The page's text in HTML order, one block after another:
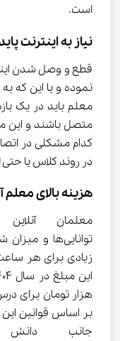
است.
نیاز به اینترنت
نموده و یا این که
معلم باید در یک
متصل باشند و این
کدام مشکلی در
در روند کلاس یا
هزینه بالای معلم
توانایی‌ها و
هزار تومان برای
جانب